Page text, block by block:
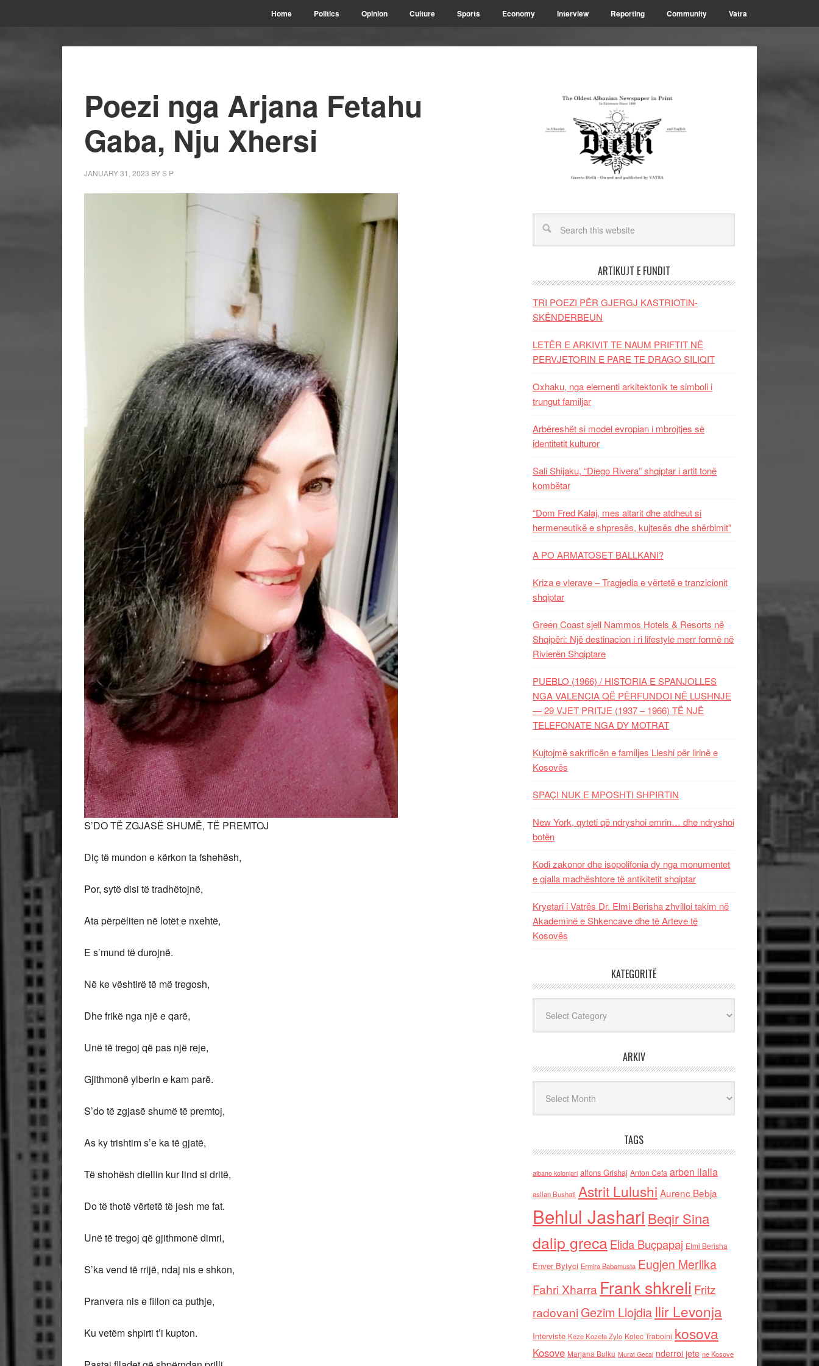
Home Politics Opinion Culture Sports Economy Interview Reporting Community Vatra
Poezi nga Arjana Fetahu
Gaba, Nju Xhersi
JANUARY 31, 2023 BYS P
S’DO TË ZGJASË SHUMË, TË PREMTOJ
Diç të mundon e kërkon ta fshehësh,
Por, sytë disi të tradhëtojnë,
Ata përpëliten në lotët e nxehtë,
E s’mund të durojnë.
Në ke vështirë të më tregosh,
Dhe frikë nga një e qarë,
Unë të tregoj që pas një reje,
Gjithmonë ylberin e kam parë.
S’do të zgjasë shumë të premtoj,
As ky trishtim s’e ka të gjatë,
Të shohësh diellin kur lind si dritë,
Do të thotë vërtetë të jesh me fat.
Unë të tregoj që gjithmonë dimri,
S’ka vend të rrijë, ndaj nis e shkon,
Pranvera nis e fillon ca puthje,
Ku vetëm shpirti t’i kupton.
ARTIKUJT E FUNDIT
TRI POEZI PËR GJERGJ KASTRIOTIN-
SKËNDERBEUN
LETËR E ARKIVIT TE NAUM PRIFTIT NË
PERVJETORIN E PARE TE DRAGO SILIQIT
Oxhaku, nga elementi arkitektonik te simboli i
trungut familjar
Arbëreshët si model evropian i mbrojtjes së
identitetit kulturor
Sali Shijaku, “Diego Rivera” shqiptar i artit tonë
kombëtar
“Dom Fred Kalaj, mes altarit dhe atdheut si
hermeneutikë e shpresës, kujtesës dhe shërbimit”
A PO ARMATOSET BALLKANI?
Kriza e vlerave – Tragjedia e vërtetë e tranzicionit
shqiptar
Green Coast sjell Nammos Hotels & Resorts në
Shqipëri: Një destinacion i ri lifestyle merr formë në
Rivierën Shqiptare
PUEBLO (1966) / HISTORIA E SPANJOLLES
NGA VALENCIA QË PËRFUNDOI NË LUSHNJE
— 29 VJET PRITJE (1937 – 1966) TË NJË
TELEFONATE NGA DY MOTRAT
Kujtojmë sakrificën e familjes Lleshi për lirinë e
Kosovës
SPAÇI NUK E MPOSHTI SHPIRTIN
New York, qyteti që ndryshoi emrin… dhe ndryshoi
botën
Kodi zakonor dhe isopolifonia dy nga monumentet
e gjalla madhështore të antikitetit shqiptar
Kryetari i Vatrës Dr. Elmi Berisha zhvilloi takim në
Akademinë e Shkencave dhe të Arteve të
Kosovës
KATEGORITË
ARKIV
TAGS
albano kolonjari alfons Grishaj Anton Cefa arben llalla
asllan Bushati Astrit Lulushi Aurenc Bebja
Behlul Jashari Beqir Sina
dalip grecaElida Buçpapaj Elmi Berisha
Enver Bytyci Ermira Babamusta Eugjen Merlika
Fahri Xharra Frank shkreli Fritz
radovaniGezim Llojdia Ilir Levonja
Interviste Keze Kozeta Zylo Kolec Traboini kosova
Kosove Marjana Bulku Murat Gecaj nderroi jete ne Kosove